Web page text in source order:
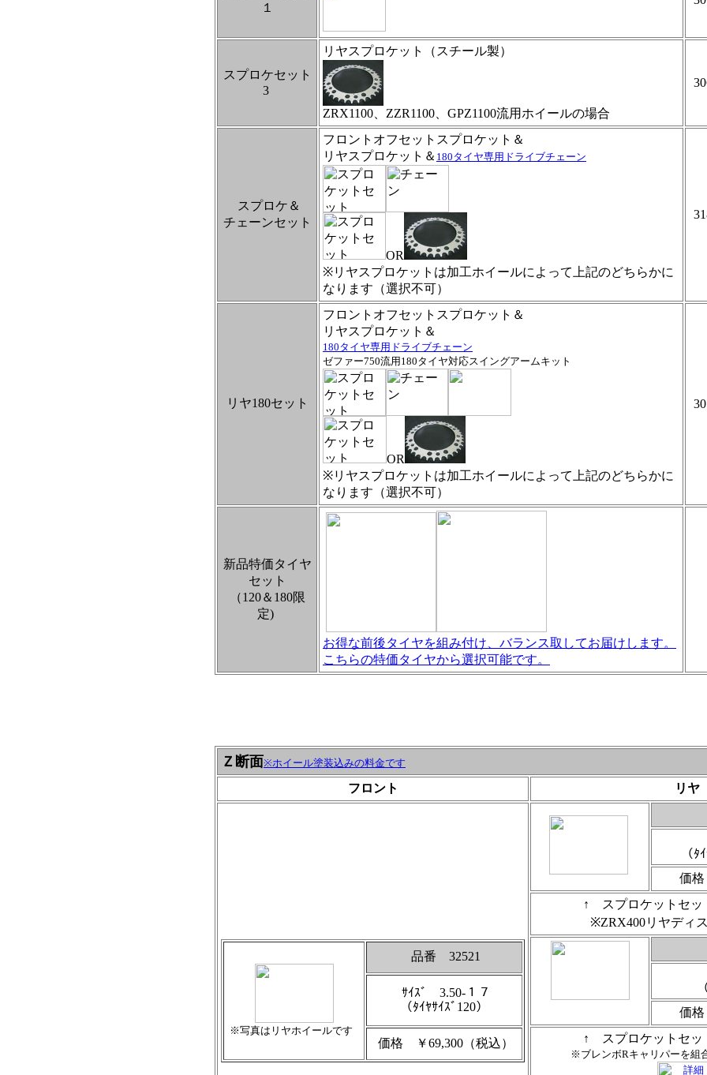
１
スプロケセット
3
リヤスプロケット（スチール製）
ZRX1100、ZZR1100、GPZ1100流用ホイールの場合
スプロケ＆
チェーンセット
フロントオフセットスプロケット＆
リヤスプロケット＆ 180タイヤ専用ドライブチェーン
OR
※リヤスプロケットは加工ホイールによって上記のどちらかに
なります（選択不可）
リヤ180セット
フロントオフセットスプロケット＆
リヤスプロケット＆
180タイヤ専用ドライブチェーン
ゼファー750流用180タイヤ対応スイングアームキット
OR
※リヤスプロケットは加工ホイールによって上記のどちらかに
なります（選択不可）
新品特価タイヤ
セット
（120＆180限
定)
お得な前後タイヤを組み付け、バランス取してお届けします。
こちらの特価タイヤから選択可能です。
Ｚ断面※ホイール塗装込みの料金です
フロント リヤ
※写真はリヤホイールです
品番 32521
ｻｲｽﾞ 3.50-１７
（ﾀｲﾔｻｲｽﾞ120）
価格 ￥69,300（税込）
（
価
↑ スプロケットセッ
※ZRX400リヤディ
価
↑ スプロケットセッ
※ブレンボRキャリパーを組